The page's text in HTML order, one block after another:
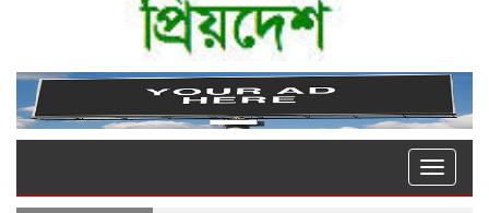
Toggle